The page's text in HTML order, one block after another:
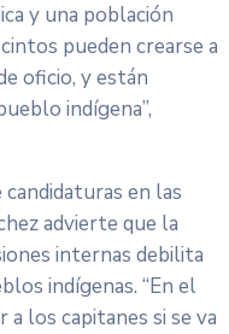
y una población
pueden crearse a
oficio, y están
indígena”,
en las
advierte que la
internas debilita
indígenas. “En el
a los capitanes si se va